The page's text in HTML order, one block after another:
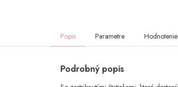
Popis Parametre Hodnotenie
Podrobný popis